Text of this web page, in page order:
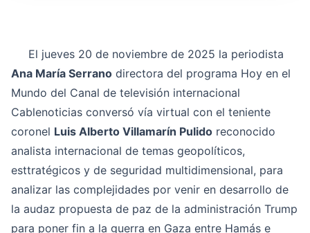
El jueves 20 de noviembre de 2025 la periodista
Ana María Serrano directora del programa Hoy en el
Mundo del Canal de televisión internacional
Cablenoticias conversó vía virtual con el teniente
coronel Luis Alberto Villamarín Pulido reconocido
analista internacional de temas geopolíticos,
esttratégicos y de seguridad multidimensional, para
analizar las complejidades por venir en desarrollo de
la audaz propuesta de paz de la administración Trump
para poner fin a la guerra en Gaza entre Hamás e